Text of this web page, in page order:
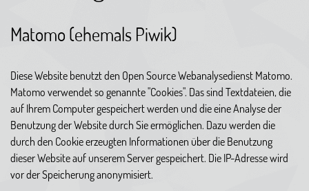
Matomo (ehemals Piwik)
Diese Website benutzt den Open Source Webanalysedienst Matomo.
Matomo verwendet so genannte "Cookies". Das sind Textdateien, die
auf Ihrem Computer gespeichert werden und die eine Analyse der
Benutzung der Website durch Sie ermöglichen. Dazu werden die
durch den Cookie erzeugten Informationen über die Benutzung
dieser Website auf unserem Server gespeichert. Die IP-Adresse wird
vor der Speicherung anonymisiert.